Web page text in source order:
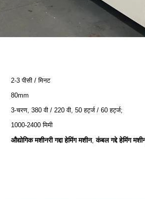
2-3 पीसी / मिनट
80mm
3-चरण, 380 वी / 220 वी, 50 हर्ट्ज / 60 हर्ट्ज;
1000-2400 मिमी
औद्योगिक मशीनरी गद्दा हेमिंग मशीन,कंबल गद्दे हेमिंग